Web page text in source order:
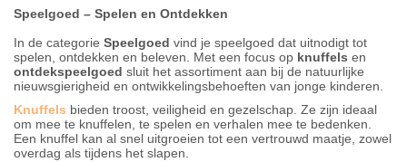
Speelgoed – Spelen en Ontdekken
In de categorie Speelgoed vind je speelgoed dat uitnodigt tot
spelen, ontdekken en beleven. Met een focus op knuffels en
ontdekspeelgoed sluit het assortiment aan bij de natuurlijke
nieuwsgierigheid en ontwikkelingsbehoeften van jonge kinderen.
Knuffels bieden troost, veiligheid en gezelschap. Ze zijn ideaal
om mee te knuffelen, te spelen en verhalen mee te bedenken.
Een knuffel kan al snel uitgroeien tot een vertrouwd maatje, zowel
overdag als tijdens het slapen.